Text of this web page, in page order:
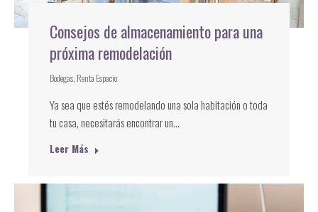
Consejos de almacenamiento para una
próxima remodelación
Bodegas Renta Espacio
Ya sea que estés remodelando una sola habitación o toda
tu casa, necesitarás encontrar un…
Leer Más